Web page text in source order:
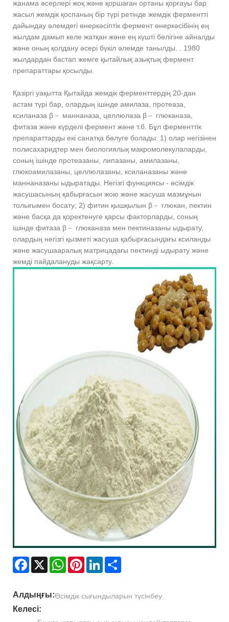
жанама әсерлері жоқ және қоршаған ортаны қорғауы бар
жасыл жемдік қоспаның бір түрі ретінде жемдік ферментті
дайындау әлемдегі өнеркәсіптік фермент өнеркәсібінің ең
жылдам дамып келе жатқан және ең күшті бөлігіне айналды
және оның қолдану әсері бүкіл әлемде танылды. . 1980
жылдардан бастап жемге қытайлық азықтық фермент
препараттары қосылды.
Қазіргі уақытта Қытайда жемдік ферменттердің 20-дан
астам түрі бар, олардың ішінде амилаза, протеаза,
ксиланаза β－ маннаназа, целлюлаза β－ глюканаза,
фитаза және күрделі фермент және т.б. Бұл ферменттік
препараттарды екі санатқа бөлуге болады: 1) олар негізінен
полисахаридтер мен биологиялық макромолекулаларды,
соның ішінде протеазаны, липазаны, амилазаны,
глюкоамилазаны, целлюлазаны, ксиланазаны және
маннаназаны ыдыратады. Негізгі функциясы - өсімдік
жасушасының қабырғасын жою және жасуша мазмұнын
толығымен босату; 2) фитин қышқылын β－ глюкан, пектин
және басқа да қоректенуге қарсы факторларды, соның
ішінде фитаза β－ глюканаза мен пектиназаны ыдырату,
олардың негізгі қызметі жасуша қабырғасындағы ксиланды
және жасушааралық матрицадағы пектинді ыдырату және
жемді пайдалануды жақсарту.
Facebook
X WhatsAppPinterestLinkedIn
Алдыңғы:Өсімдік сығындыларын түсінбеу
Келесі: